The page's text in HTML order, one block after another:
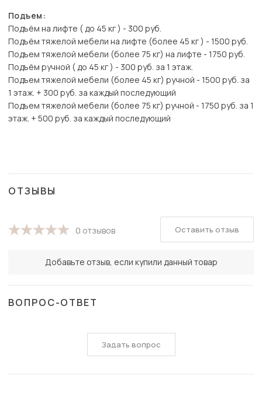
Подъем:
Подъём на лифте ( до 45 кг ) - 300 руб.
Подъём тяжелой мебели на лифте (более 45 кг ) - 1500 руб.
Подъем тяжелой мебели (более 75 кг) на лифте - 1750 руб.
Подъём ручной ( до 45 кг ) - 300 руб. за 1 этаж.
Подъем тяжелой мебели (более 45 кг) ручной - 1500 руб. за
1 этаж. + 300 руб. за каждый последующий
Подъем тяжелой мебели (более 75 кг) ручной - 1750 руб. за 1
этаж. + 500 руб. за каждый последующий
ОТЗЫВЫ
0 отзывов
Добавьте отзыв, если купили данный товар
Оставить отзыв
ВОПРОС-ОТВЕТ
Задать вопрос